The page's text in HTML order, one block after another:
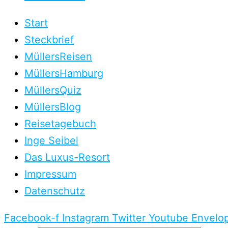
Start
Steckbrief
MüllersReisen
MüllersHamburg
MüllersQuiz
MüllersBlog
Reisetagebuch
Inge Seibel
Das Luxus-Resort
Impressum
Datenschutz
Facebook-f Instagram Twitter Youtube